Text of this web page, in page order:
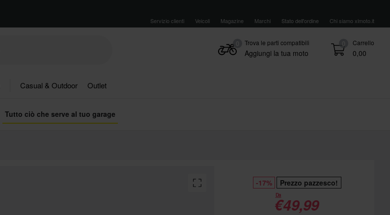
Servizio clienti Veicoli Magazine Marchi Stato dell'ordine Chi siamo xlmoto.it
0 Carrello
0,00
Trova le parti compatibili
Aggiungi la tua moto
Casual & Outdoor Outlet
Tutto ciò che serve al tuo garage
-17% Prezzo pazzesco!
Da
€49,99